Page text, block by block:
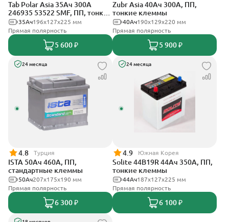
Tab Polar Asia 35Ач 300А
246935 53522 SMF, ПП, тонкие
клеммы196х127х225 мм
35Ач
Прямая полярность
5 600 ₽
Zubr Asia 40Ач 300А, ПП,
тонкие клеммы
190x129x220 мм
40Ач
Прямая полярность
5 900 ₽
24 месяца
4.8 Турция
ISTA 50Ач 460А, ПП,
стандартные клеммы
207x175x190 мм
50Ач
Прямая полярность
6 300 ₽
24 месяца
4.9 Южная Корея
Solite 44B19R 44Ач 350А, ПП,
тонкие клеммы
187x127x225 мм
44Ач
Прямая полярность
6 100 ₽